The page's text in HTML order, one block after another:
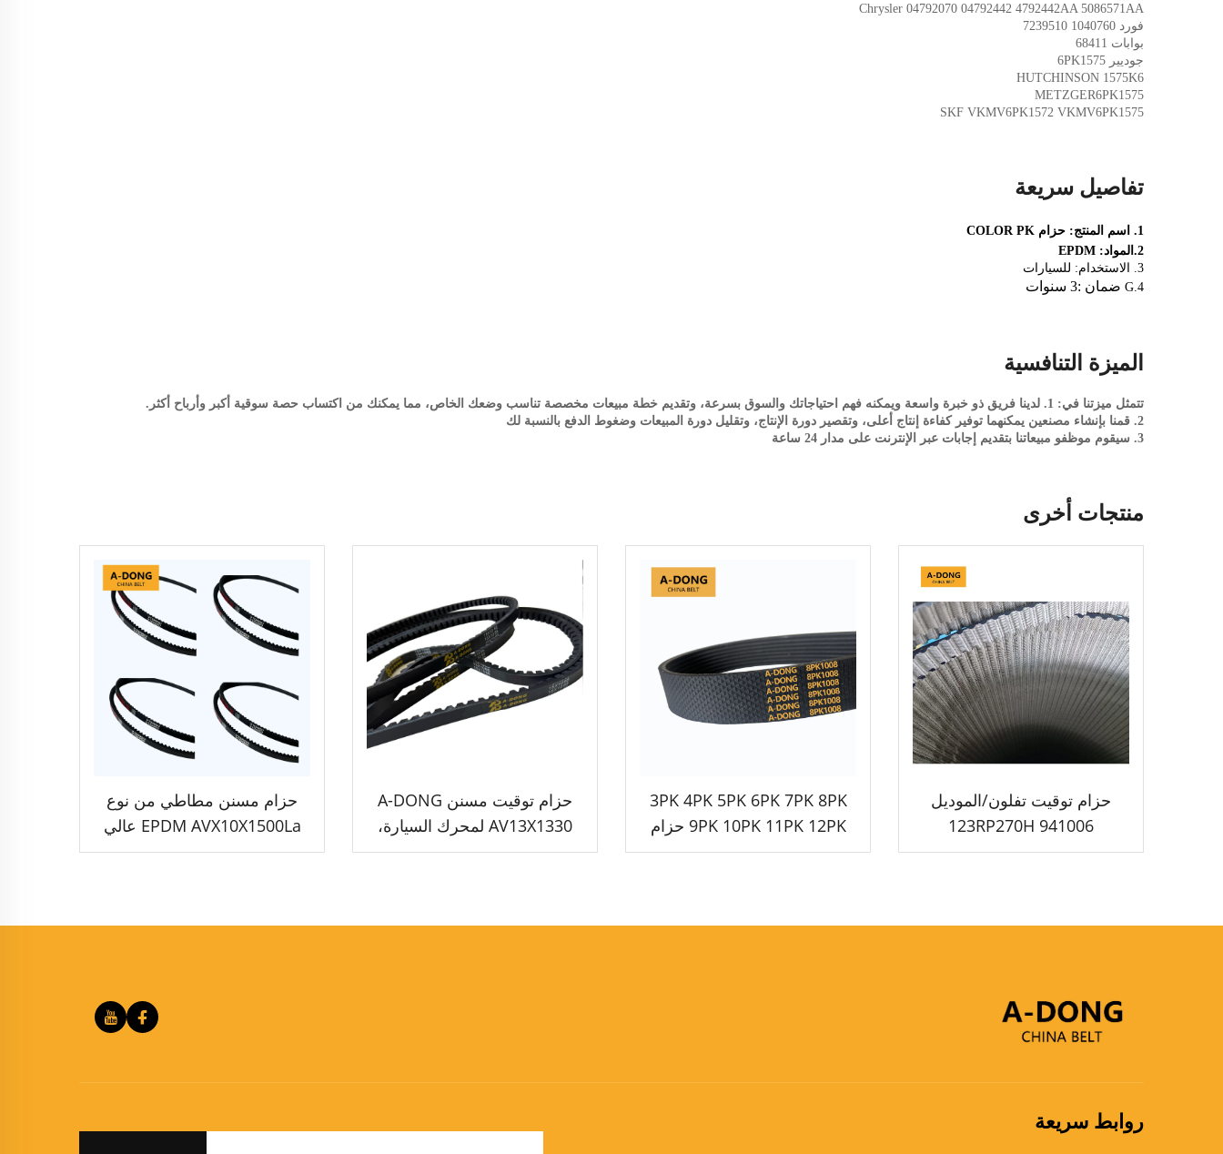
Chrysler 04792070 04792442 4792442AA 5086571AA
فورد 1040760 7239510
بوابات 68411
جوديير 6PK1575
HUTCHINSON 1575K6
METZGER6PK1575
SKF VKMV6PK1572 VKMV6PK1575
تفاصيل سريعة
1. اسم المنتج: حزام COLOR PK
2. المواد: EPDM
3. الاستخدام: للسيارات
4.G
ضمان :3 سنوات
الميزة التنافسية
تتمثل ميزتنا في: 1. لدينا فريق ذو خبرة واسعة ويمكنه فهم احتياجاتك والسوق بسرعة، وتقديم خطة مبيعات مخصصة تناسب وضعك الخاص، مما يمكنك من اكتساب حصة سوقية أكبر وأرباح أكثر.
2. قمنا بإنشاء مصنعين يمكنهما توفير كفاءة إنتاج أعلى، وتقصير دورة الإنتاج، وتقليل دورة المبيعات وضغوط الدفع بالنسبة لك
3. سيقوم موظفو مبيعاتنا بتقديم إجابات عبر الإنترنت على مدار 24 ساعة
منتجات أخرى
حزام توقيت تفلون/الموديل
941006 123RP270H
HNBR+تفلون لمحرك الديزل
3PK 4PK 5PK 6PK 7PK 8PK
9PK 10PK 11PK 12PK حزام
مروحة أوتوماتيكي، حزام V
حزام توقيت مسنن A-DONG
AV13X1330 لمحرك السيارة،
حزام مروحة سيارات بأسنان
حزام مسنن مطاطي من نوع
EPDM AVX10X1500La عالي
الجودة لسيارات فولفو
روابط سريعة